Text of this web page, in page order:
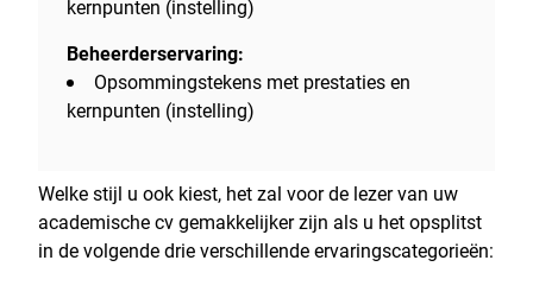
kernpunten (instelling)
Beheerderservaring:
Opsommingstekens met prestaties en
kernpunten (instelling)
Welke stijl u ook kiest, het zal voor de lezer van uw
academische cv gemakkelijker zijn als u het opsplitst
in de volgende drie verschillende ervaringscategorieën: